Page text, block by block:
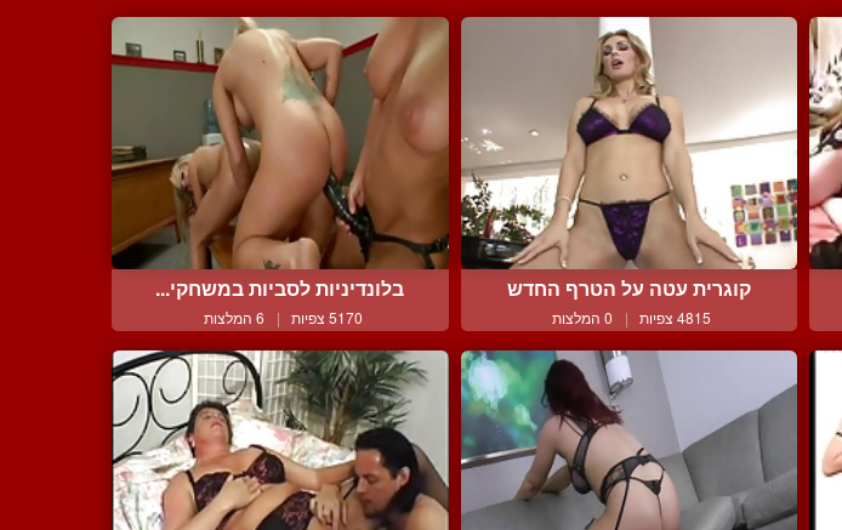
קוגרית עטה על הטרף החדש
4815 צפיות | 0 המלצות
בלונדיניות לסביות במשחקי...
5170 צפיות | 6 המלצות